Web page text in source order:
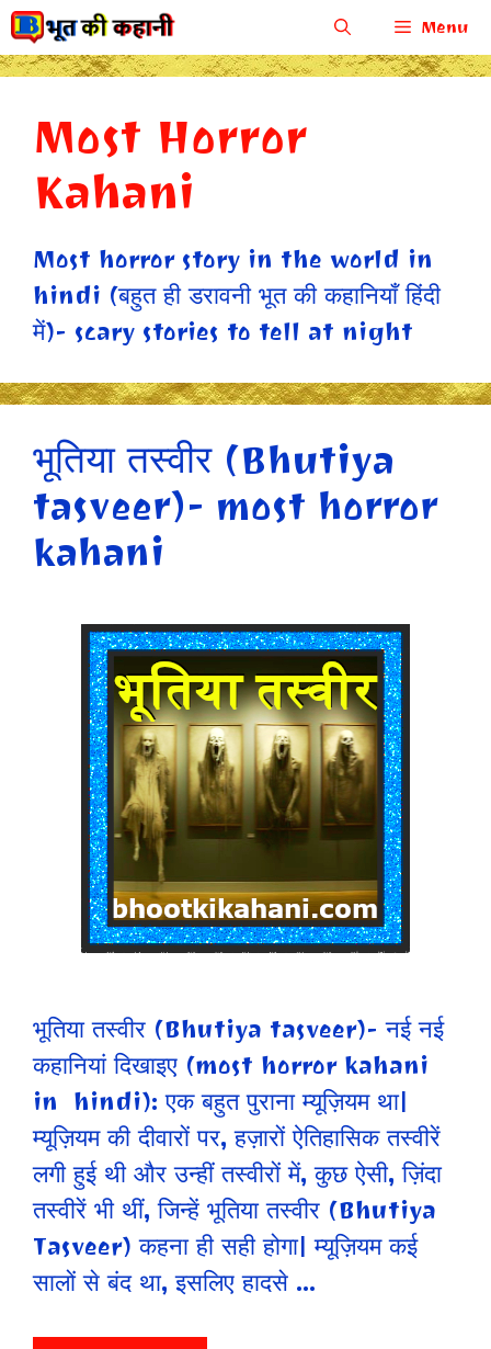
Skip
to
Menu
Most Horror
Kahani
Most horror story in the world in
hindi (बहुत ही डरावनी भूत की कहानियाँ हिंदी
में)- scary stories to tell at night
भूतिया तस्वीर (Bhutiya
tasveer)- most horror
kahani
भूतिया तस्वीर (Bhutiya tasveer)- नई नई
कहानियां दिखाइए (most horror kahani
in hindi): एक बहुत पुराना म्यूज़ियम था|
म्यूज़ियम की दीवारों पर, हज़ारों ऐतिहासिक तस्वीरें
लगी हुई थी और उन्हीं तस्वीरों में, कुछ ऐसी, ज़िंदा
तस्वीरें भी थीं, जिन्हें भूतिया तस्वीर (Bhutiya
Tasveer) कहना ही सही होगा| म्यूज़ियम कई
सालों से बंद था, इसलिए हादसे …